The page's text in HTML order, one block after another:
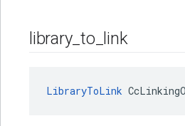
library_to link
LibraryToLink